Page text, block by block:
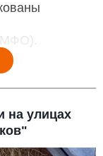
на улицах